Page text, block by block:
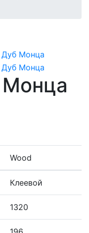
Монца
Wood
Клеевой
1320